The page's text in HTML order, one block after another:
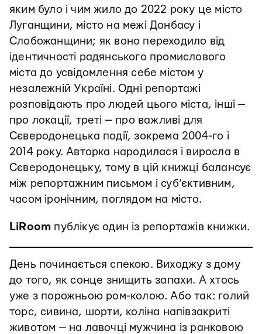
яким було і чим жило до 2022 року це місто
Луганщини, місто на межі Донбасу і
Слобожанщини; як воно переходило від
ідентичності радянського промислового
міста до усвідомлення себе містом у
незалежній Україні. Одні репортажі
розповідають про людей цього міста, інші —
про локації, треті — про важливі для
Сєверодонецька події, зокрема 2004-го і
2014 року. Авторка народилася і виросла в
Сєверодонецьку, тому в цій книжці балансує
між репортажним письмом і суб’єктивним,
часом іронічним, поглядом на місто.
LiRoom публікує один із репортажів книжки.
День починається спекою. Виходжу з дому
до того, як сонце знищить запахи. А хтось
уже з порожньою ром-колою. Або так: голий
торс, сивина, шорти, коліна напівзакриті
животом — на лавочці мужчина із ранковою